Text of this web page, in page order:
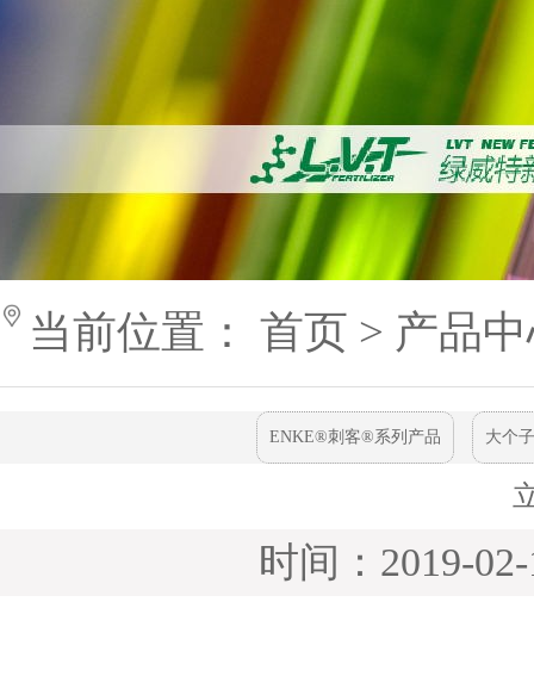
当前位置： 首页 > 产品
ENKE®刺客®系列产品 大个
时间：2019-